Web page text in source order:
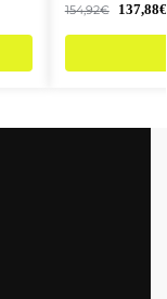
154,92€ 137,88€